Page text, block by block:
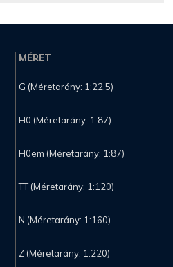
MÉRET
G (Méretarány: 1:22.5)
H0 (Méretarány: 1:87)
H0em (Méretarány: 1:87)
TT (Méretarány: 1:120)
N (Méretarány: 1:160)
Z (Méretarány: 1:220)